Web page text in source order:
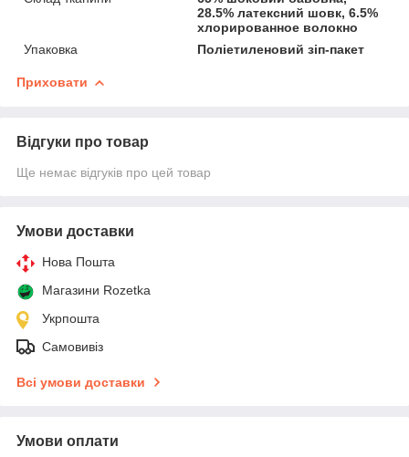
28.5% латексний шовк, 6.5%
хлорированное волокно
Упаковка
Поліетиленовий зіп-пакет
Приховати
Відгуки про товар
Ще немає відгуків про цей товар
Умови доставки
Нова Пошта
Магазини Rozetka
Укрпошта
Самовивіз
Всі умови доставки
Умови оплати